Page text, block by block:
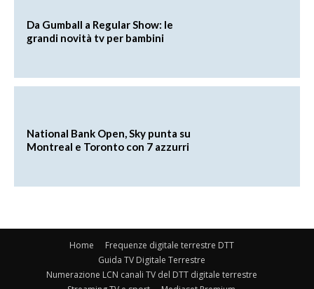
Da Gumball a Regular Show: le
grandi novità tv per bambini
National Bank Open, Sky punta su
Montreal e Toronto con 7 azzurri
Home
Frequenze digitale terrestre DTT
Guida TV Digitale Terrestre
Numerazione LCN canali TV del DTT digitale terrestre